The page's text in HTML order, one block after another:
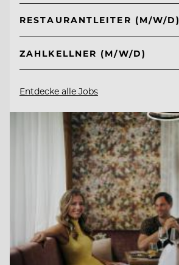
RESTAURANTLEITER (M/W/D)
ZAHLKELLNER (M/W/D)
Entdecke alle Jobs